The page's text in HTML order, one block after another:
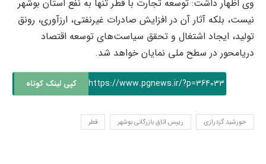
وی اظهار داشت: توسعه تجارت با قطر تنها به نفع استان بوشهر
نیست، بلکه آثار آن در افزایش صادرات غیرنفتی، ارزآوری، رونق
تولید، ایجاد اشتغال و تحقق سیاست‌های توسعه اقتصاد
دریامحور در سطح ملی نمایان خواهد شد.
https://www.pgnews.ir/?p=364033 کپی لینک کوتاه
خورشید گزدرازی رییس اتاق بازرگانی بوشهر قطر